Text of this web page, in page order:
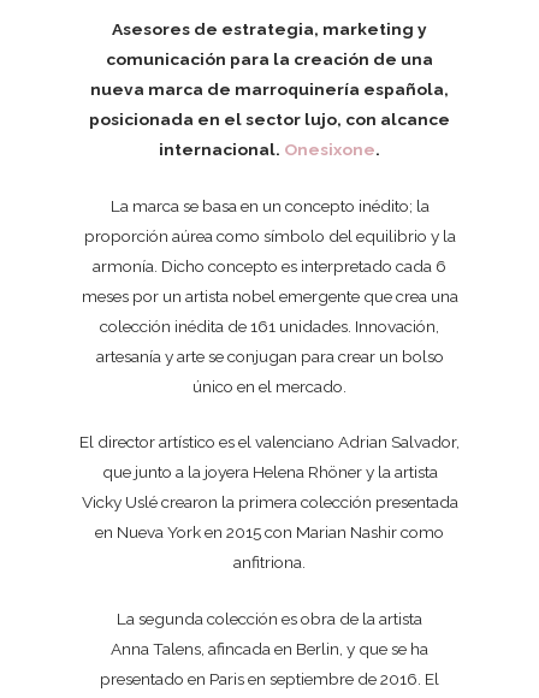
Asesores de estrategia, marketing y
comunicación para la creación de una
nueva marca de marroquinería española,
posicionada en el sector lujo, con alcance
internacional. Onesixone.
La marca se basa en un concepto inédito; la
proporción aúrea como símbolo del equilibrio y la
armonía. Dicho concepto es interpretado cada 6
meses por un artista nobel emergente que crea una
colección inédita de 161 unidades. Innovación,
artesanía y arte se conjugan para crear un bolso
único en el mercado.
El director artístico es el valenciano Adrian Salvador,
que junto a la joyera Helena Rhönery la artista
Vicky Uslécrearon la primera colección presentada
en Nueva York en 2015 con Marian Nashircomo
anfitriona.
La segunda colección es obra de la artista
AnnaTalens, afincada en Berlin, y que se ha
presentado en Paris en septiembre de 2016. El